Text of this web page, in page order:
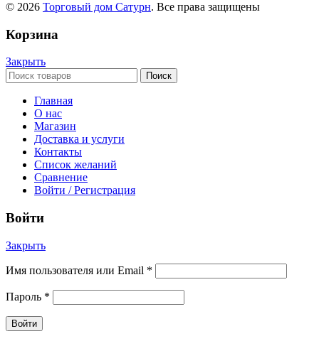
© 2026 Торговый дом Сатурн. Все права защищены
Корзина
Закрыть
Поиск
Главная
О нас
Магазин
Доставка и услуги
Контакты
Список желаний
Сравнение
Войти / Регистрация
Войти
Закрыть
Имя пользователя или Email *
Пароль *
Войти